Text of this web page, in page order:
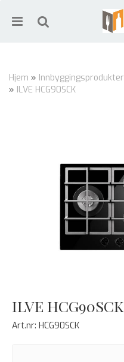
Hjem » Innbyggingsprodukter
» ILVE HCG90SCK
ILVE HCG90SCK
Art.nr: HCG90SCK